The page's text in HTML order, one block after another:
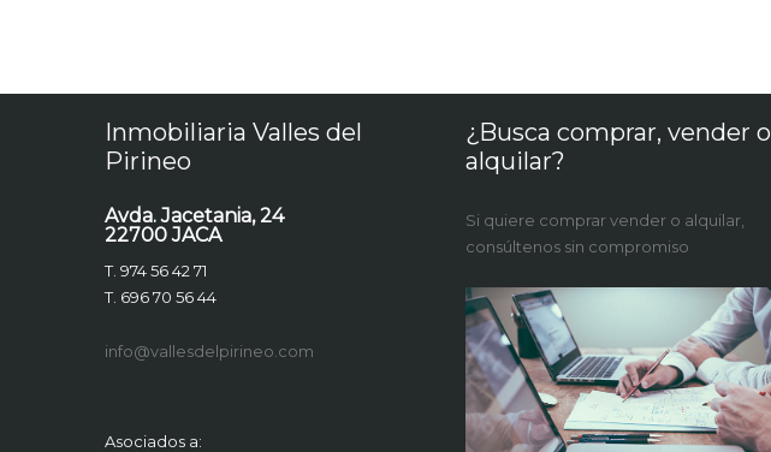
Inmobiliaria Valles del
Pirineo
Avda. Jacetania, 24
22700 JACA
T. 974 56 42 71
T. 696 70 56 44
info@vallesdelpirineo.com
Asociados a:
¿Busca comprar, vender o
alquilar?
Si quiere comprar vender o alquilar,
consúltenos sin compromiso